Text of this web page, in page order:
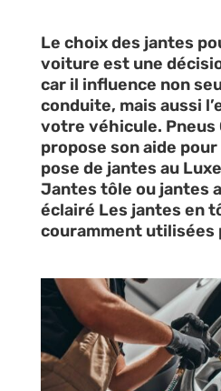
Le choix des jantes
voiture est une
car il influence non
conduite, mais aussi
votre véhicule. Pneus
propose son aide
pose de jantes au
Jantes tôle ou jantes
éclairé Les jantes en
couramment utilisées